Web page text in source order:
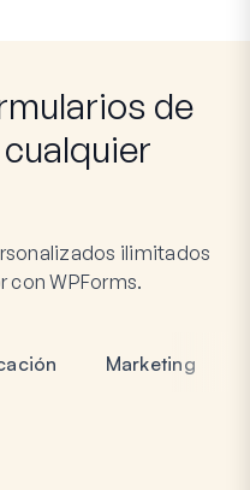
de
ilimitados
con WPForms.
Marketing